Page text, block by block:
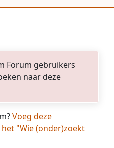
Forum gebruikers
naar deze
Voeg deze
"Wie (onder)zoekt